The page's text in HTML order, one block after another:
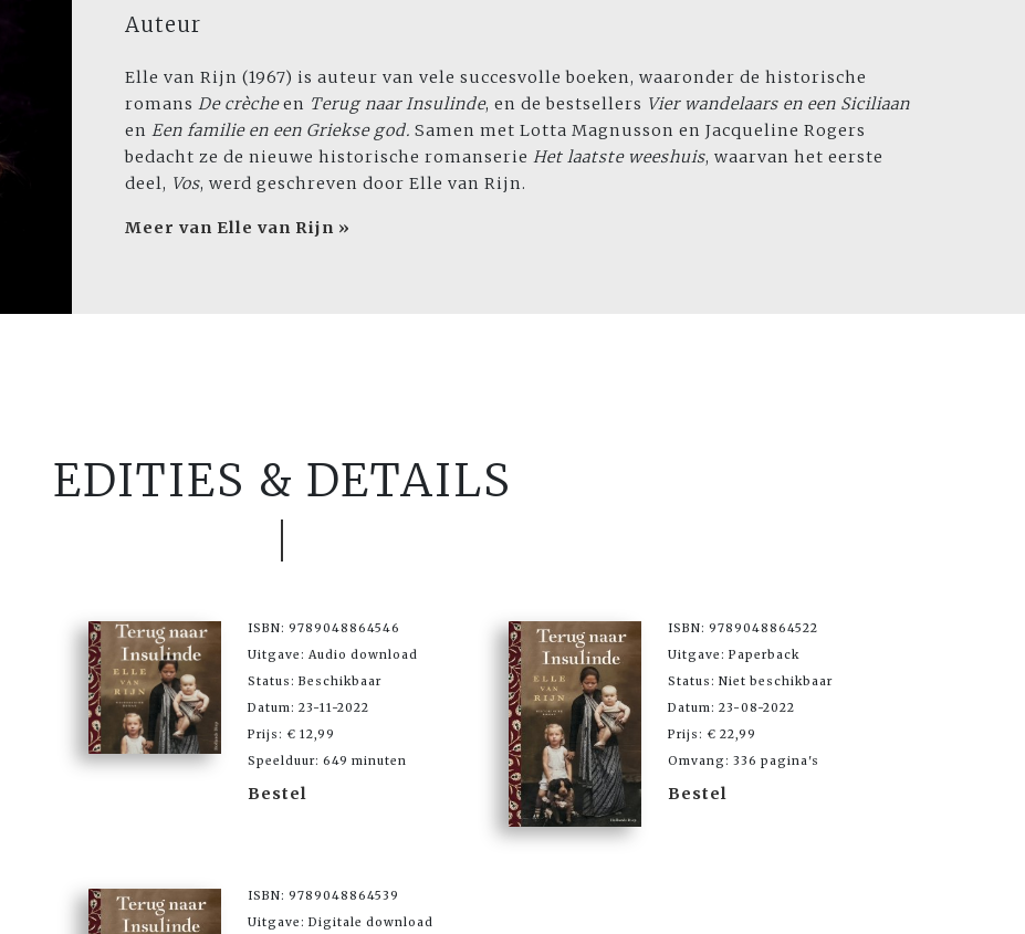
Auteur
Elle van Rijn (1967) is auteur van vele succesvolle boeken, waar­onder de historische
romans De crècheen Terug naar Insulinde, en de bestsellers Vier wandelaars en een Siciliaan
en Een familie en een Griekse god. Samen met Lotta Magnusson en Jacqueline Rogers
bedacht ze de nieuwe historische romanserie Het laatste weeshuis, waarvan het eerste
deel, Vos, werd geschreven door Elle van Rijn.
Meer van Elle van Rijn »
EDITIES & DETAILS
ISBN: 9789048864546
Uitgave: Audio download
Status: Beschikbaar
Datum: 23-11-2022
Prijs: € 12,99
Speelduur: 649 minuten
Bestel
ISBN: 9789048864522
Uitgave: Paperback
Status: Niet beschikbaar
Datum: 23-08-2022
Prijs: € 22,99
Omvang: 336 pagina's
Bestel
ISBN: 9789048864539
Uitgave: Digitale download